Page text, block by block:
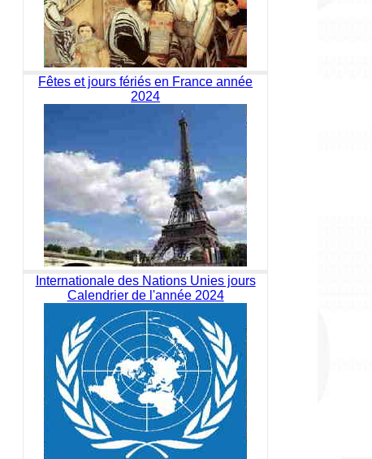
Fêtes et jours fériés en France année
2024
Internationale des Nations Unies jours
Calendrier de l'année 2024